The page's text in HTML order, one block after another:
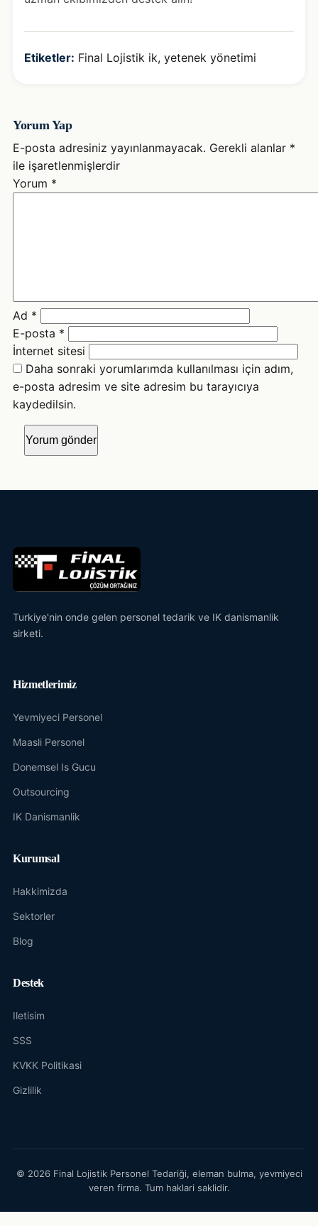
Etiketler: Final Lojistik ik, yetenek yönetimi
Yorum Yap
E-posta adresiniz yayınlanmayacak. Gerekli alanlar *
ile işaretlenmişlerdir
Yorum *
Ad *
E-posta *
İnternet sitesi
Daha sonraki yorumlarımda kullanılması için adım,
e-posta adresim ve site adresim bu tarayıcıya
kaydedilsin.
Turkiye'nin onde gelen personel tedarik ve IK danismanlik
sirketi.
Hizmetlerimiz
Yevmiyeci Personel
Maasli Personel
Donemsel Is Gucu
Outsourcing
IK Danismanlik
Kurumsal
Hakkimizda
Sektorler
Blog
Destek
Iletisim
SSS
KVKK Politikasi
Gizlilik
© 2026 Final Lojistik Personel Tedariği, eleman bulma, yevmiyeci
veren firma. Tum haklari saklidir.